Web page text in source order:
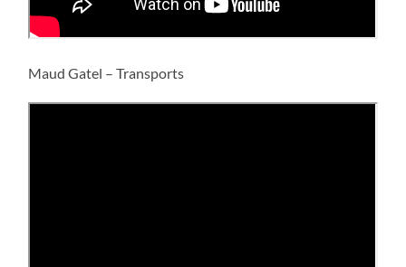
Maud Gatel – Transports